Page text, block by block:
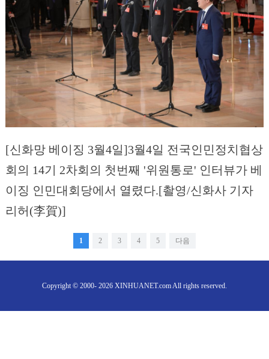
[신화망 베이징 3월4일]3월4일 전국인민정치협상
회의 14기 2차회의 첫번째 '위원통로' 인터뷰가 베
이징 인민대회당에서 열렸다.[촬영/신화사 기자
리허(李賀)]
1 2 3 4 5 다음
Copyright © 2000- 2026 XINHUANET.com All rights reserved.